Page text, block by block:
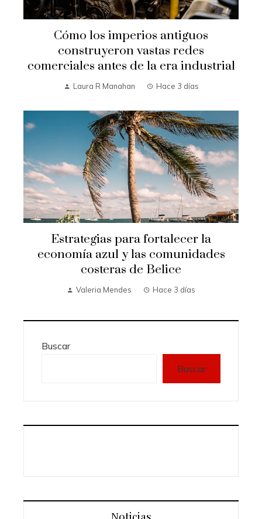
Cómo los imperios antiguos
construyeron vastas redes
comerciales antes de la era industrial
Laura R Manahan Hace 3 días
Estrategias para fortalecer la
economía azul y las comunidades
costeras de Belice
Valeria Mendes Hace 3 días
Buscar
Buscar